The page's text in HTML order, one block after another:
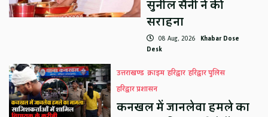
सुनील सैनी ने की
सराहना
08 Aug, 2026 Khabar Dose
Desk
उत्तराखण्ड क्राइम हरिद्वार हरिद्वार पुलिस
हरिद्वार प्रशासन
कनखल में जानलेवा हमले का